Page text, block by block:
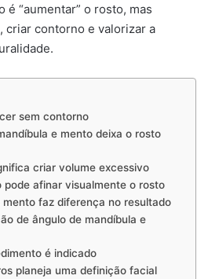
“aumentar” o rosto, mas
criar contorno e valorizar a
sem contorno
e mento deixa o rosto
criar volume excessivo
pode afinar visualmente o rosto
mento faz diferença no resultado
de ângulo de mandíbula e
é indicado
planeja uma definição facial